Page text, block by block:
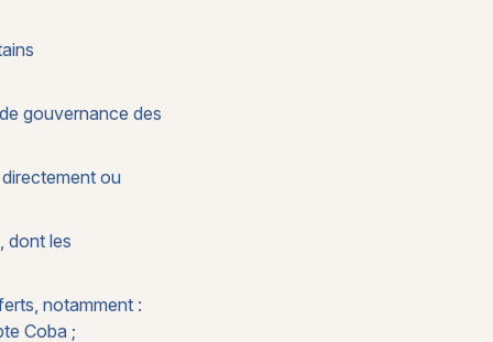
gouvernance des
ou
dont les
notamment :
Coba ;